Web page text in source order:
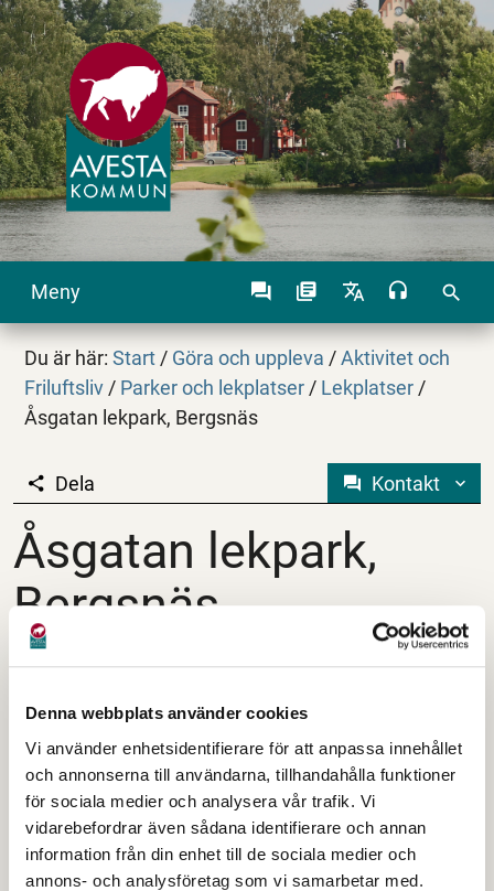
Denna webbplats använder cookies
Vi använder enhetsidentifierare för att anpassa innehållet
och annonserna till användarna, tillhandahålla funktioner
för sociala medier och analysera vår trafik. Vi
vidarebefordrar även sådana identifierare och annan
information från din enhet till de sociala medier och
annons- och analysföretag som vi samarbetar med.
Meny search
Du är här:Start / Göra och uppleva / Aktivitet och
Friluftsliv / Parker och lekplatser / Lekplatser /
Åsgatan lekpark, Bergsnäs
Åsgatan lekpark,
Dela Kontakt
Åsgatan lekpark,
Bergsnäs